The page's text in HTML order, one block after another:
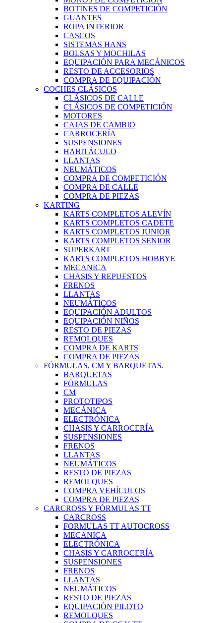
BOTINES DE COMPETICIÓN
GUANTES
ROPA INTERIOR
CASCOS
SISTEMAS HANS
BOLSAS Y MOCHILAS
EQUIPACIÓN PARA MECÁNICOS
RESTO DE ACCESORIOS
COMPRA DE EQUIPACIÓN
COCHES CLÁSICOS
CLÁSICOS DE CALLE
CLÁSICOS DE COMPETICIÓN
MOTORES
CAJAS DE CAMBIO
CARROCERÍA
SUSPENSIONES
HABITÁCULO
LLANTAS
NEUMÁTICOS
COMPRA DE COMPETICIÓN
COMPRA DE CALLE
COMPRA DE PIEZAS
KARTING
KARTS COMPLETOS ALEVÍN
KARTS COMPLETOS CADETE
KARTS COMPLETOS JUNIOR
KARTS COMPLETOS SENIOR
SUPERKART
KARTS COMPLETOS HOBBYE
MECANICA
CHASIS Y REPUESTOS
FRENOS
LLANTAS
NEUMÁTICOS
EQUIPACIÓN ADULTOS
EQUIPACIÓN NIÑOS
RESTO DE PIEZAS
REMOLQUES
COMPRA DE KARTS
COMPRA DE PIEZAS
FÓRMULAS, CM Y BARQUETAS.
BARQUETAS
FÓRMULAS
CM
PROTOTIPOS
MECÁNICA
ELECTRÓNICA
CHASIS Y CARROCERÍA
SUSPENSIONES
FRENOS
LLANTAS
NEUMÁTICOS
RESTO DE PIEZAS
REMOLQUES
COMPRA VEHÍCULOS
COMPRA DE PIEZAS
CARCROSS Y FÓRMULAS TT
CARCROSS
FORMULAS TT AUTOCROSS
MECANICA
ELECTRÓNICA
CHASIS Y CARROCERÍA
SUSPENSIONES
FRENOS
LLANTAS
NEUMÁTICOS
RESTO DE PIEZAS
EQUIPACIÓN PILOTO
REMOLQUES